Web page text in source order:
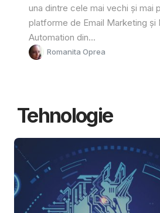
una dintre cele mai vechi și mai
platforme de Email Marketing și
Automation din...
Romanita Oprea
Tehnologie